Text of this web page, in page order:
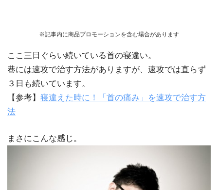
※記事内に商品プロモーションを含む場合があります
ここ三日ぐらい続いている首の寝違い。
巷には速攻で治す方法がありますが、速攻では直らず
３日も続いています。
【参考】 寝違えた時に！「首の痛み」を速攻で治す方
法
まさにこんな感じ。